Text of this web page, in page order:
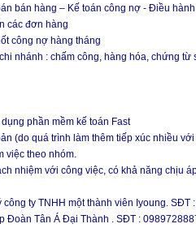
bán hàng – Kế toán công nợ - Điều
các đơn hàng
công nợ hàng tháng
nhánh : chấm công, hàng hóa, chứng
phần mềm kế toán Fast
(do quá trình làm thêm tiếp xúc nhiều
việc theo nhóm.
nhiệm với công việc, có khả năng chịu
ty TNHH một thành viên Iyoung. SĐT
Đoàn Tân Á Đại Thành . SĐT :